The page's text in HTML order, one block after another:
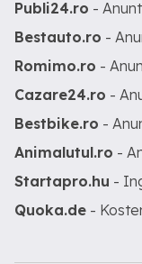
Publi24.ro -
Bestauto.ro -
Romimo.ro -
Cazare24.ro -
Bestbike.ro -
Animalutul.ro -
Startapro.hu -
Quoka.de -